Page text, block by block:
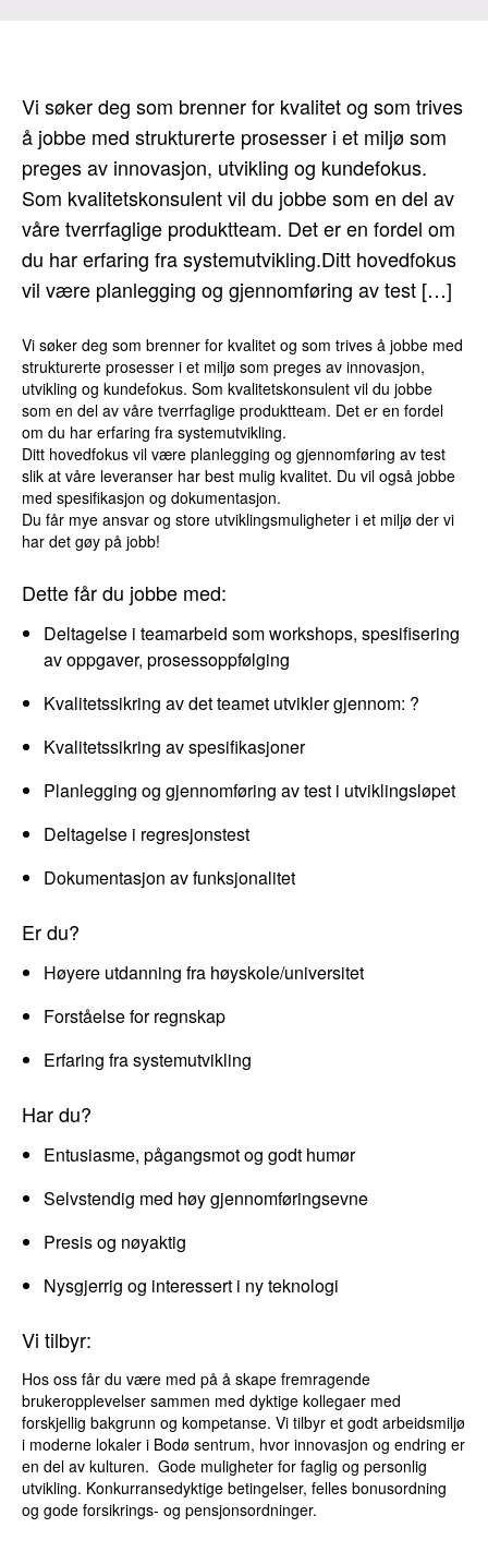
Vi søker deg som brenner for kvalitet og som trives
å jobbe med strukturerte prosesser i et miljø som
preges av innovasjon, utvikling og kundefokus.
Som kvalitetskonsulent vil du jobbe som en del av
våre tverrfaglige produktteam. Det er en fordel om
du har erfaring fra systemutvikling.Ditt hovedfokus
vil være planlegging og gjennomføring av test […]
Vi søker deg som brenner for kvalitet og som trives å jobbe med
strukturerte prosesser i et miljø som preges av innovasjon,
utvikling og kundefokus. Som kvalitetskonsulent vil du jobbe
som en del av våre tverrfaglige produktteam. Det er en fordel
om du har erfaring fra systemutvikling.
Ditt hovedfokus vil være planlegging og gjennomføring av test
slik at våre leveranser har best mulig kvalitet. Du vil også jobbe
med spesifikasjon og dokumentasjon.
Du får mye ansvar og store utviklingsmuligheter i et miljø der vi
har det gøy på jobb!
Dette får du jobbe med:
Deltagelse i teamarbeid som workshops, spesifisering
av oppgaver, prosessoppfølging
Kvalitetssikring av det teamet utvikler gjennom: ?
Kvalitetssikring av spesifikasjoner
Planlegging og gjennomføring av test i utviklingsløpet
Deltagelse i regresjonstest
Dokumentasjon av funksjonalitet
Er du?
Høyere utdanning fra høyskole/universitet
Forståelse for regnskap
Erfaring fra systemutvikling
Har du?
Entusiasme, pågangsmot og godt humør
Selvstendig med høy gjennomføringsevne
Presis og nøyaktig
Nysgjerrig og interessert i ny teknologi
Vi tilbyr:
Hos oss får du være med på å skape fremragende
brukeropplevelser sammen med dyktige kollegaer med
forskjellig bakgrunn og kompetanse. Vi tilbyr et godt arbeidsmiljø
i moderne lokaler i Bodø sentrum, hvor innovasjon og endring er
en del av kulturen. Gode muligheter for faglig og personlig
utvikling. Konkurransedyktige betingelser, felles bonusordning
og gode forsikrings- og pensjonsordninger.